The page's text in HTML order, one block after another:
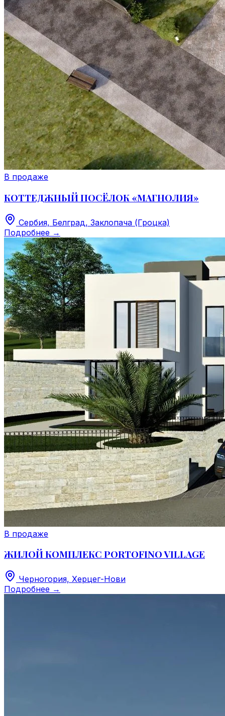
В продаже
КОТТЕДЖНЫЙ ПОСЁЛОК «МАГНОЛИЯ»
Сербия, Белград, Заклопача (Гроцка)
Подробнее →
В продаже
ЖИЛОЙ КОМПЛЕКС PORTOFINO VILLAGE
Черногория, Херцег-Нови
Подробнее →